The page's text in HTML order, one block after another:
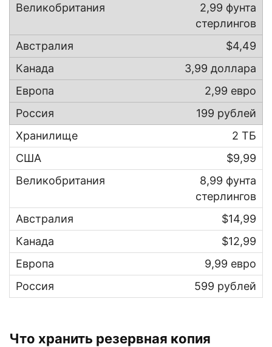
2,99 фунта
стерлингов
$4,49
3,99 доллара
2,99 евро
199 рублей
2 ТБ
$9,99
8,99 фунта
стерлингов
$14,99
$12,99
9,99 евро
599 рублей
Что хранить резервная копия